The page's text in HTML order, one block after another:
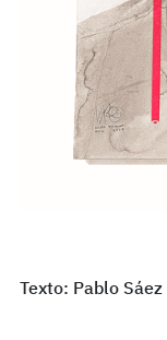
Texto: Pablo Sáez